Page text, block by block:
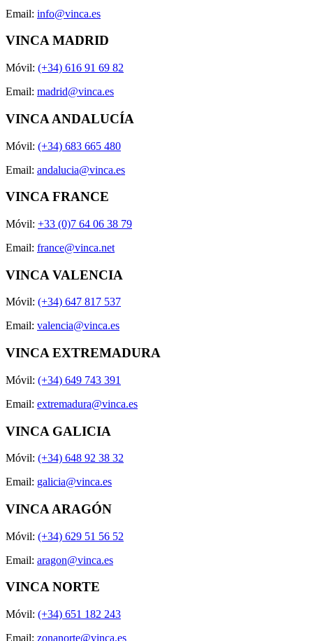
Email: info@vinca.es
VINCA MADRID
Móvil: (+34) 616 91 69 82
Email: madrid@vinca.es
VINCA ANDALUCÍA
Móvil: (+34) 683 665 480
Email: andalucia@vinca.es
VINCA FRANCE
Móvil: +33 (0)7 64 06 38 79
Email: france@vinca.net
VINCA VALENCIA
Móvil: (+34) 647 817 537
Email: valencia@vinca.es
VINCA EXTREMADURA
Móvil: (+34) 649 743 391
Email: extremadura@vinca.es
VINCA GALICIA
Móvil: (+34) 648 92 38 32
Email: galicia@vinca.es
VINCA ARAGÓN
Móvil: (+34) 629 51 56 52
Email: aragon@vinca.es
VINCA NORTE
Móvil: (+34) 651 182 243
Email: zonanorte@vinca.es